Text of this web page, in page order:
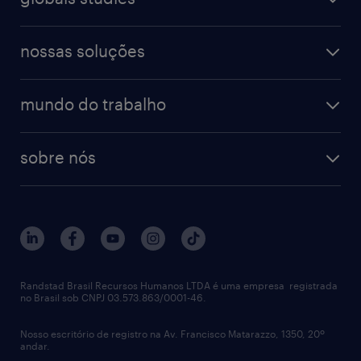
nossas soluções
mundo do trabalho
sobre nós
Randstad Brasil Recursos Humanos LTDA é uma empresa registrada
no Brasil sob CNPJ 03.573.863/0001-46.
Nosso escritório de registro na Av. Francisco Matarazzo, 1350, 20º
andar.